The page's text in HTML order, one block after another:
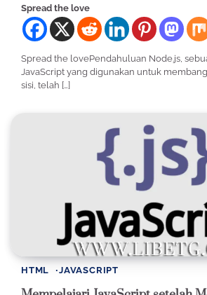
Spread the love
Spread the lovePendahuluan Node.js,
JavaScript yang digunakan untuk
sisi, telah […]
HTML JAVASCRIPT